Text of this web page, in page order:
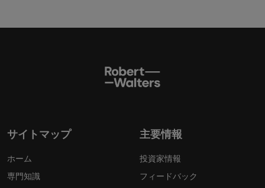
サイトマップ
ホーム
専門知識
主要情報
投資家情報
フィードバック